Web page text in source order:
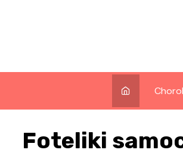
Foteliki